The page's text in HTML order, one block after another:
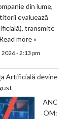
din lume,
evaluează
transmite
Read more »
- 2:13 pm
Artificială devine
ANC
OM: